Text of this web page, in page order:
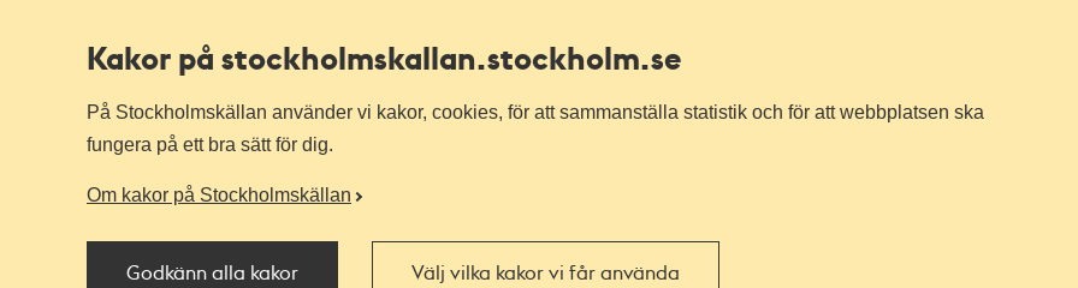
Kakor på stockholmskallan.stockholm.se
På Stockholmskällan använder vi kakor, cookies, för att sammanställa statistik och för att webbplatsen ska
fungera på ett bra sätt för dig.
Om kakor på Stockholmskällan
Godkänn alla kakor Välj vilka kakor vi får använda